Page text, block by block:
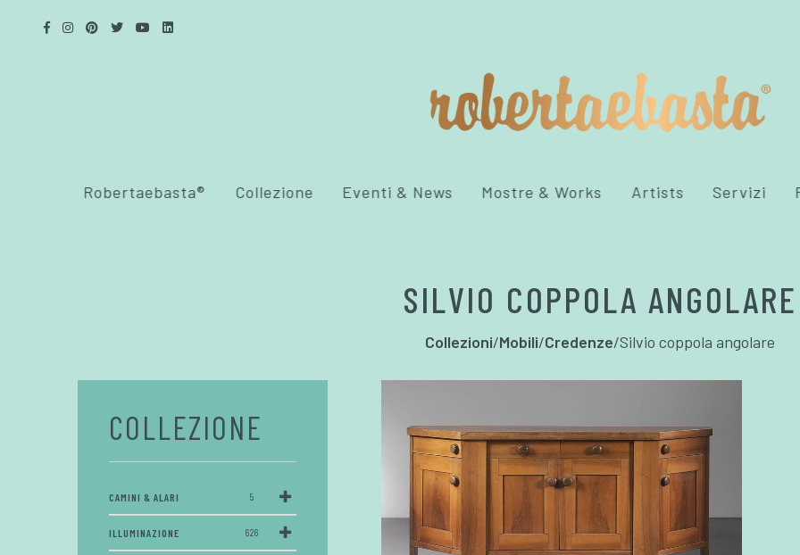
Robertaebasta® Collezione Eventi & News Mostre & Works Artists Servizi
SILVIO COPPOLA ANGOLARE
Collezioni/Mobili/Credenze/Silvio coppola angolare
COLLEZIONE
CAMINI & ALARI 5
ILLUMINAZIONE 626